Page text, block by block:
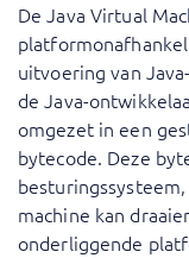
De Java Virtual
uitvoering van
de Java-
omgezet in een
bytecode. Deze
machine kan
onderliggende